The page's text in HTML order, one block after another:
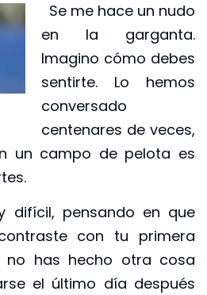
Se me hace un nudo
en la garganta.
Imagino cómo debes
sentirte. Lo hemos
conversado
centenares de veces,
un campo de pelota es
difícil, pensando en que
con tu primera
no has hecho otra cosa
el último día después